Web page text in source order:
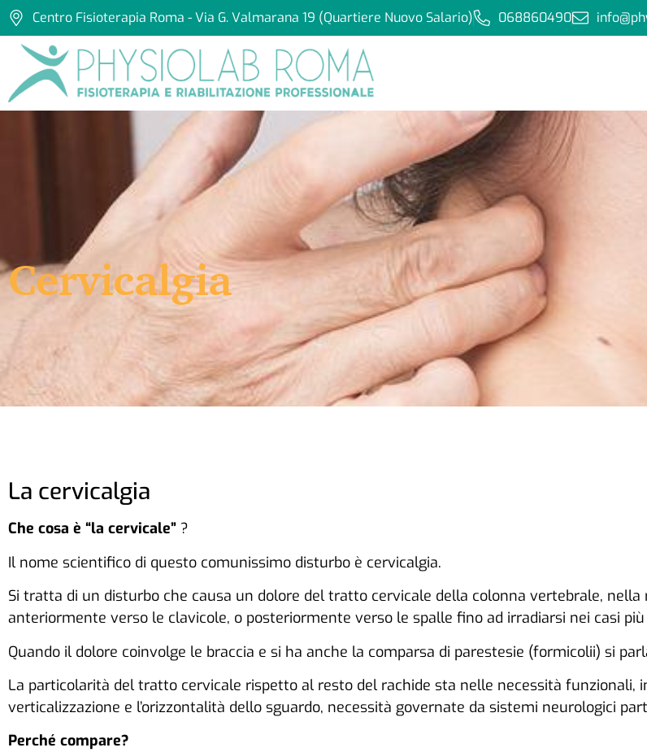
Centro Fisioterapia Roma - Via G. Valmarana 19 (Quartiere Nuovo Salario) 068860490
Cervicalgia
La cervicalgia
Che cosa è “la cervicale” ?
Il nome scientifico di questo comunissimo disturbo è cervicalgia.
Si tratta di un disturbo che causa un dolore del tratto cervicale della colonna vertebrale,
anteriormente verso le clavicole, o posteriormente verso le spalle fino ad irradiarsi nei casi
Quando il dolore coinvolge le braccia e si ha anche la comparsa di parestesie (formicolii) si
La particolarità del tratto cervicale rispetto al resto del rachide sta nelle necessità funzionali,
verticalizzazione e l’orizzontalità dello sguardo, necessità governate da sistemi neurologici
Perché compare?